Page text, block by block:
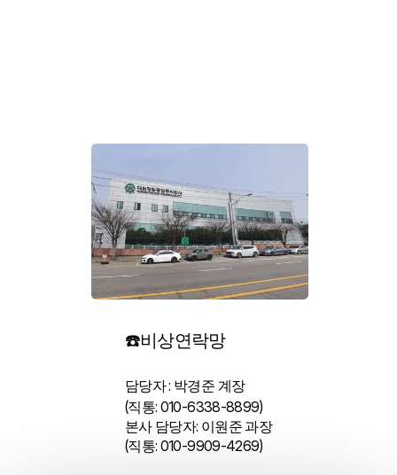
☎️비상연락망
담당자 : 박경준 계장
(직통: 010-6338-8899)
본사 담당자: 이원준 과장
(직통: 010-9909-4269)